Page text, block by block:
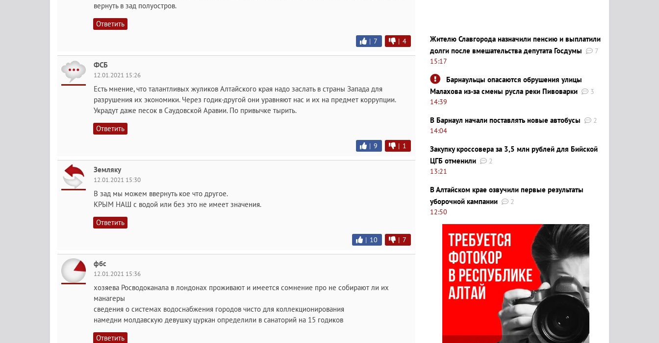
вернуть в зад полуостров.
Ответить
| 7 | 4
ФСБ
12.01.2021 15:26
Есть мнение, что талантливых жуликов Алтайского края надо заслать в страны Запада для
разрушения их экономики. Через годик-другой они уравняют нас и их на предмет коррупции.
Украдут даже песок в Саудовской Аравии. По привычке тырить.
Ответить
| 9 | 1
Земляку
12.01.2021 15:30
В зад мы можем ввернуть кое что другое.
КРЫМ НАШ с водой или без это не имеет значения.
Ответить
| 10 | 7
фбс
12.01.2021 15:36
хозяева Росводоканала в лондонах проживают и имеется сомнение про не собирают ли их
манагеры
сведения о системах водоснабжения городов чисто для коллекционирования
намедни молдавскую девушку цуркан определили в санаторий на 15 годиков
Ответить
Жителю Славгорода назначили пенсию и выплатили
долги после вмешательства депутата Госдумы
7
15:17
Барнаульцы опасаются обрушения улицы
Малахова из-за смены русла реки Пивоварки
3
14:39
В Барнаул начали поставлять новые автобусы
2
14:04
Закупку кроссовера за 3,5 млн рублей для Бийской
ЦГБ отменили
2
13:21
В Алтайском крае озвучили первые результаты
уборочной кампании
2
12:50